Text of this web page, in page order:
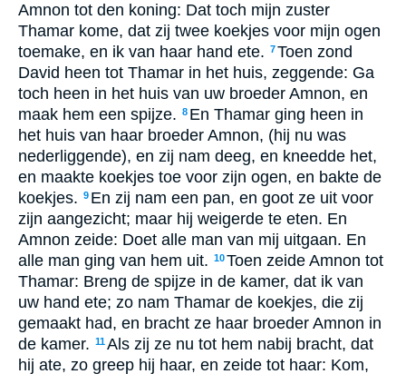
Amnon tot den koning: Dat toch mijn zuster
Thamar kome, dat zij twee koekjes voor mijn ogen
toemake, en ik van haar hand ete. 7Toen zond
David heen tot Thamar in het huis, zeggende: Ga
toch heen in het huis van uw broeder Amnon, en
maak hem een spijze. 8 En Thamar ging heen in
het huis van haar broeder Amnon, (hij nu was
nederliggende), en zij nam deeg, en kneedde het,
en maakte koekjes toe voor zijn ogen, en bakte de
koekjes. 9 En zij nam een pan, en goot ze uit voor
zijn aangezicht; maar hij weigerde te eten. En
Amnon zeide: Doet alle man van mij uitgaan. En
alle man ging van hem uit. 10Toen zeide Amnon tot
Thamar: Breng de spijze in de kamer, dat ik van
uw hand ete; zo nam Thamar de koekjes, die zij
gemaakt had, en bracht ze haar broeder Amnon in
de kamer. 11Als zij ze nu tot hem nabij bracht, dat
hij ate, zo greep hij haar, en zeide tot haar: Kom,